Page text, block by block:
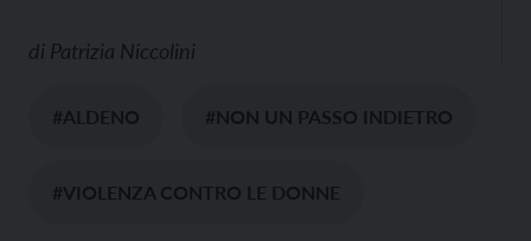
di Patrizia Niccolini
#ALDENO #NON UN PASSO INDIETRO
#VIOLENZA CONTRO LE DONNE